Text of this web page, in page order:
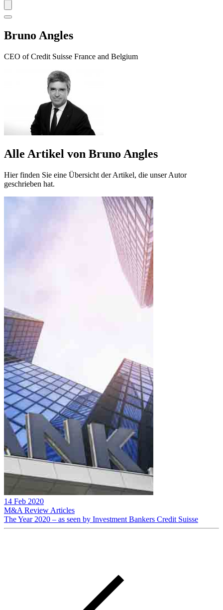
Bruno Angles
CEO of Credit Suisse France and Belgium
Alle Artikel von Bruno Angles
Hier finden Sie eine Übersicht der Artikel, die unser Autor
geschrieben hat.
14 Feb 2020
M&A Review Articles
The Year 2020 – as seen by Investment Bankers Credit Suisse